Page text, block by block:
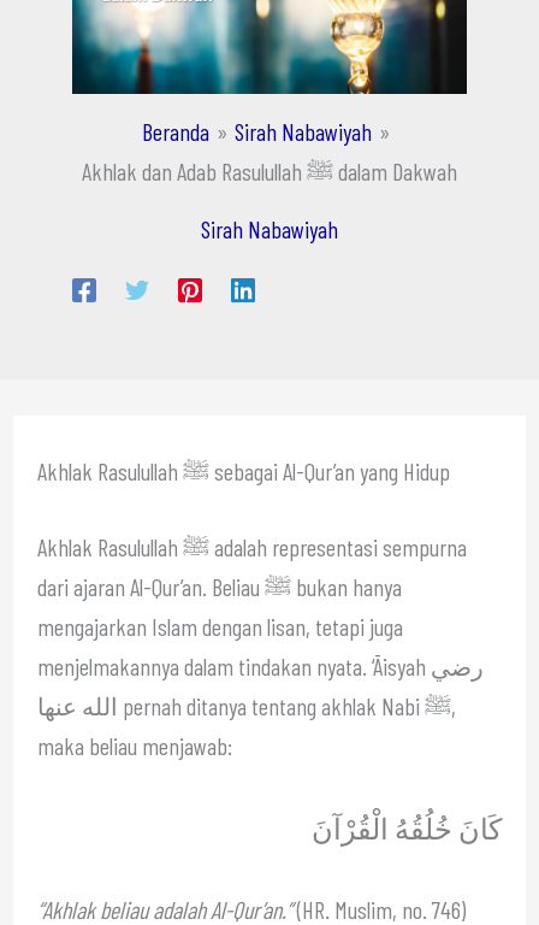
Beranda
Sirah Nabawiyah
Akhlak dan Adab Rasulullah ﷺ dalam Dakwah
Sirah Nabawiyah
Akhlak Rasulullah ﷺ sebagai Al-Qur’an yang Hidup
Akhlak Rasulullah ﷺ adalah representasi sempurna
dari ajaran Al-Qur’an. Beliau ﷺ bukan hanya
mengajarkan Islam dengan lisan, tetapi juga
menjelmakannya dalam tindakan nyata. ‘Āisyah رضي
الله عنها pernah ditanya tentang akhlak Nabi ﷺ,
maka beliau menjawab:
كَانَ خُلُقُهُ الْقُرْآنَ
“Akhlak beliau adalah Al-Qur’an.”(HR. Muslim, no. 746)